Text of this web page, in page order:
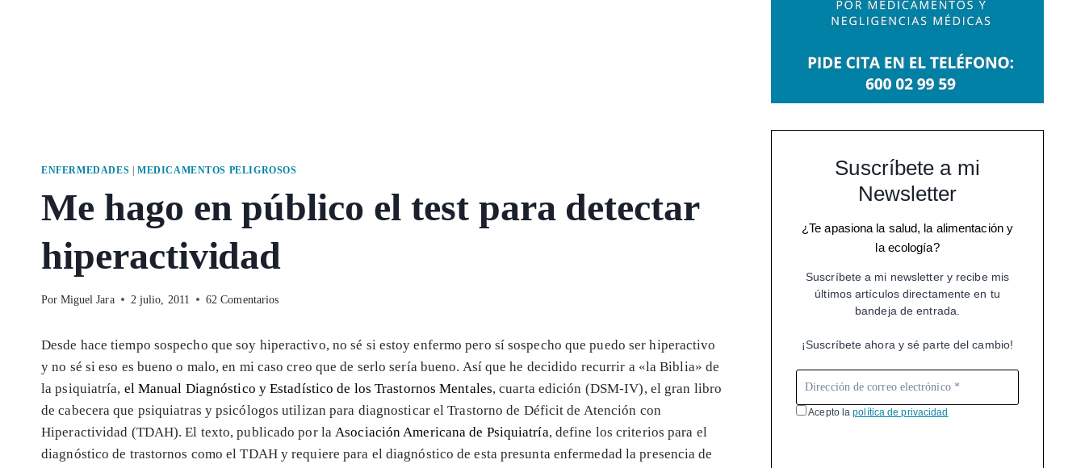
ENFERMEDADES MEDICAMENTOS PELIGROSOS
Me hago en público el test para detectar
hiperactividad
Por Miguel Jara 2 julio, 2011 62 Comentarios
Desde hace tiempo sospecho que soy hiperactivo, no sé si estoy enfermo pero sí sospecho que puedo ser hiperactivo
y no sé si eso es bueno o malo, en mi caso creo que de serlo sería bueno. Así que he decidido recurrir a «la Biblia» de
la psiquiatría, el Manual Diagnóstico y Estadístico de los Trastornos Mentales, cuarta edición (DSM-IV), el gran libro
de cabecera que psiquiatras y psicólogos utilizan para diagnosticar el Trastorno de Déficit de Atención con
Hiperactividad (TDAH). El texto, publicado por laAsociación Americana de Psiquiatría, define los criterios para el
diagnóstico de trastornos como el TDAH y requiere para el diagnóstico de esta presunta enfermedad la presencia de
Suscríbete a mi
Newsletter
¿Te apasiona la salud, la alimentación y
la ecología?
Suscríbete a mi newsletter y recibe mis
últimos artículos directamente en tu
bandeja de entrada.
¡Suscríbete ahora y sé parte del cambio!
Acepto lapolítica de privacidad